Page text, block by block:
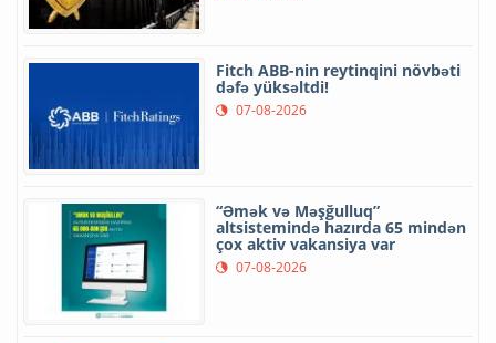
Fitch ABB-nin reytinqini növbəti
dəfə yüksəltdi!
07-08-2026
“Əmək və Məşğulluq”
altsistemində hazırda 65 mindən
çox aktiv vakansiya var
07-08-2026